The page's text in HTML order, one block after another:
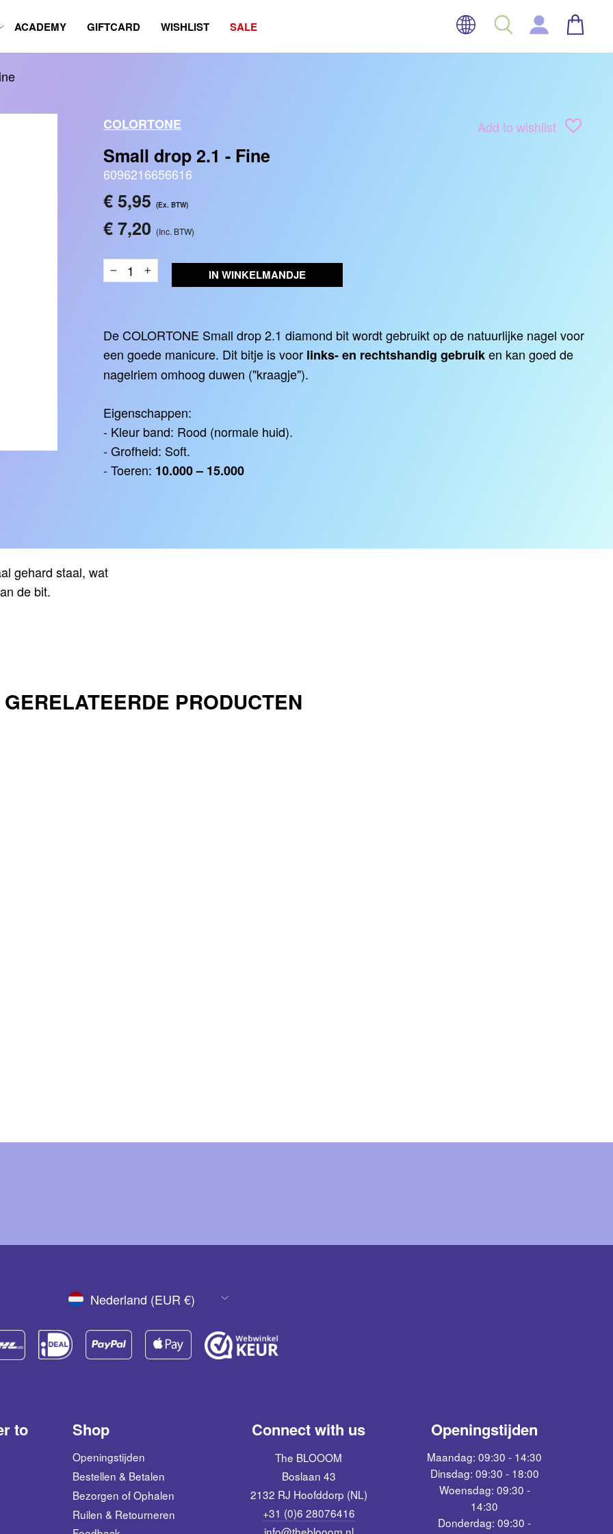
ACADEMY GIFTCARD WISHLIST SALE TAAL ZOEK INLOGGEN
Add to wishlist
COLORTONE
Small drop 2.1 - Fine
6096216656616
Reguliere
€ 5,95(Ex. BTW)
€ 7,20 (Inc. BTW)
− + IN WINKELMANDJE
De COLORTONE Small drop 2.1 diamond bitwordt gebruikt op de natuurlijke nagel voor
een goede manicure. Dit bitje is voor links- en rechtshandig gebruiken kan goed de
nagelriem omhoog duwen ("kraagje").
Eigenschappen:
- Kleur band: Rood (normale huid).
- Grofheid: Soft.
- Toeren: 10.000 – 15.000
gehard staal, wat
de bit.
GERELATEERDE PRODUCTEN
VALUTANederland (EUR €)
to Shop
Openingstijden
Bestellen & Betalen
Bezorgen of Ophalen
Ruilen & Retourneren
Connect with us
The BLOOOM
Boslaan 43
2132 RJ Hoofddorp (NL)
+31 (0)6 28076416
Openingstijden
Maandag: 09:30 - 14:30
Dinsdag: 09:30 - 18:00
Woensdag: 09:30 -
14:30
Donderdag: 09:30 -